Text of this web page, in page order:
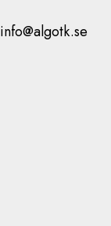
info@algotk.se